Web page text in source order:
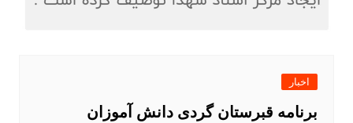
اخبار
برنامه قبرستان گردی دانش آموزان